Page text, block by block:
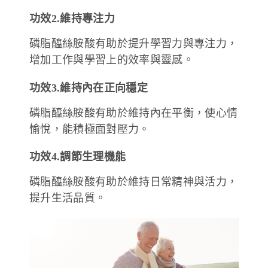
功效2.維持專注力
磷脂醯絲胺酸有助於提升學習力與專注力，
增加工作與學習上的效率與靈感。
功效3.維持內在正向穩定
磷脂醯絲胺酸有助於維持內在平衡，使心情
愉悅，能積極面對壓力。
功效4.調節生理機能
磷脂醯絲胺酸有助於維持日常精神與活力，
提升生活品質。